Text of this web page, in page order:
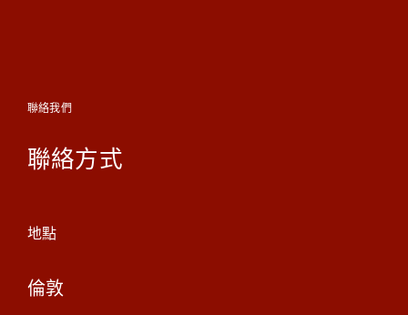
聯絡我們
聯絡方式
地點
倫敦